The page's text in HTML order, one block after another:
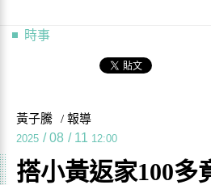
時事
黃子騰 / 報導
2025 / 08 / 11 12:00
搭小黃返家100多